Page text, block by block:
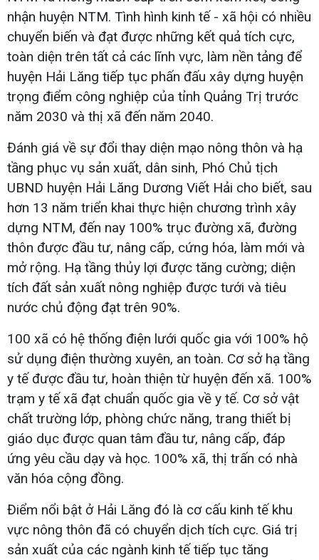
nhận huyện NTM. Tình hình kinh tế - xã hội có nhiều
chuyển biến và đạt được những kết quả tích cực,
toàn diện trên tất cả các lĩnh vực, làm nền tảng để
huyện Hải Lăng tiếp tục phấn đấu xây dựng huyện
trọng điểm công nghiệp của tỉnh Quảng Trị trước
năm 2030 và thị xã đến năm 2040.
Đánh giá về sự đổi thay diện mạo nông thôn và hạ
tầng phục vụ sản xuất, dân sinh, Phó Chủ tịch
UBND huyện Hải Lăng Dương Viết Hải cho biết, sau
hơn 13 năm triển khai thực hiện chương trình xây
dựng NTM, đến nay 100% trục đường xã, đường
thôn được đầu tư, nâng cấp, cứng hóa, làm mới và
mở rộng. Hạ tầng thủy lợi được tăng cường; diện
tích đất sản xuất nông nghiệp được tưới và tiêu
nước chủ động đạt trên 90%.
100 xã có hệ thống điện lưới quốc gia với 100% hộ
sử dụng điện thường xuyên, an toàn. Cơ sở hạ tầng
y tế được đầu tư, hoàn thiện từ huyện đến xã. 100%
trạm y tế xã đạt chuẩn quốc gia về y tế. Cơ sở vật
chất trường lớp, phòng chức năng, trang thiết bị
giáo dục được quan tâm đầu tư, nâng cấp, đáp
ứng yêu cầu dạy và học. 100% xã, thị trấn có nhà
văn hóa cộng đồng.
Điểm nổi bật ở Hải Lăng đó là cơ cấu kinh tế khu
vực nông thôn đã có chuyển dịch tích cực. Giá trị
sản xuất của các ngành kinh tế tiếp tục tăng